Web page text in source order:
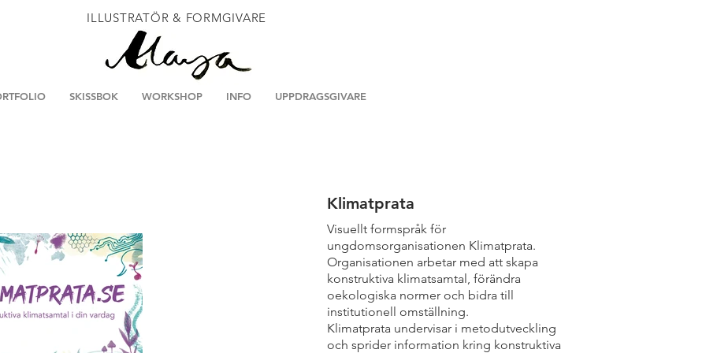
ILLUSTRATÖR & FORMGIVARE
SKISSBOK WORKSHOP INFO UPPDRAGSGIVARE
Klimatprata
Visuellt formspråk för
ungdomsorganisationen Klimatprata.
Organisationen arbetar med att skapa
konstruktiva klimatsamtal, förändra
oekologiska normer och bidra till
institutionell omställning.
Klimatprata undervisar i metodutveckling
och sprider information kring konstruktiva